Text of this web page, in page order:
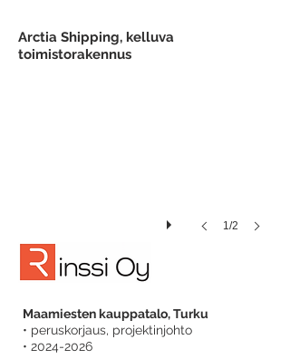
Maamiesten kauppatalo, Turku
• peruskorjaus, projektinjohto
• 2024-2026
1/2
Arctia Shipping, kelluva
toimistorakennus